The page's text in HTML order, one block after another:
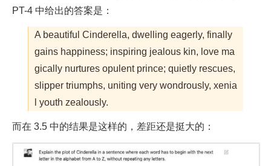
PT-4 中给出的答案是：
A beautiful Cinderella, dwelling eagerly, finally
gains happiness; inspiring jealous kin, love ma
gically nurtures opulent prince; quietly rescues,
slipper triumphs, uniting very wondrously, xenia
l youth zealously.
而在 3.5 中的结果是这样的，差距还是挺大的：